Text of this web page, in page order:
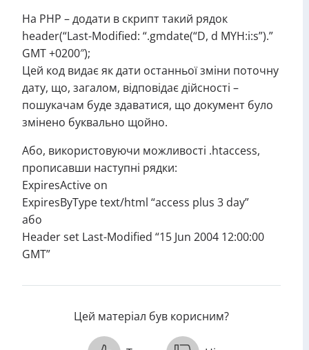
На PHP – додати в скрипт такий рядок
header(“Last-Modified: “.gmdate(“D, d MYH:i:s”).”
GMT +0200″);
Цей код видає як дати останньої зміни поточну
дату, що, загалом, відповідає дійсності –
пошукачам буде здаватися, що документ було
змінено буквально щойно.
Або, використовуючи можливості .htaccess,
прописавши наступні рядки:
ExpiresActive on
ExpiresByType text/html “access plus 3 day”
або
Header set Last-Modified “15 Jun 2004 12:00:00
GMT”
Цей матеріал був корисним?